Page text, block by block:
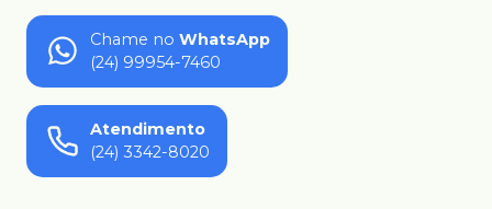
Chame no WhatsApp
(24) 99954-7460
Atendimento
(24) 3342-8020